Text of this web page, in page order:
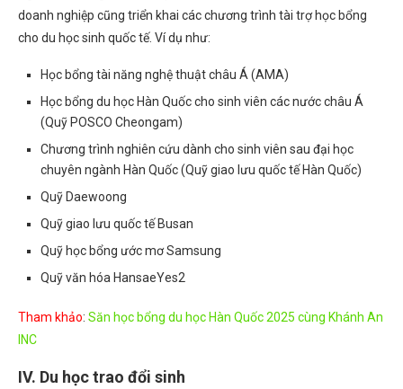
doanh nghiệp cũng triển khai các chương trình tài trợ học bổng
cho du học sinh quốc tế. Ví dụ như:
Học bổng tài năng nghệ thuật châu Á (AMA)
Học bổng du học Hàn Quốc cho sinh viên các nước châu Á
(Quỹ POSCO Cheongam)
Chương trình nghiên cứu dành cho sinh viên sau đại học
chuyên ngành Hàn Quốc (Quỹ giao lưu quốc tế Hàn Quốc)
Quỹ Daewoong
Quỹ giao lưu quốc tế Busan
Quỹ học bổng ước mơ Samsung
Quỹ văn hóa HansaeYes2
Tham khảo: Săn học bổng du học Hàn Quốc 2025 cùng Khánh An
INC
IV. Du học trao đổi sinh